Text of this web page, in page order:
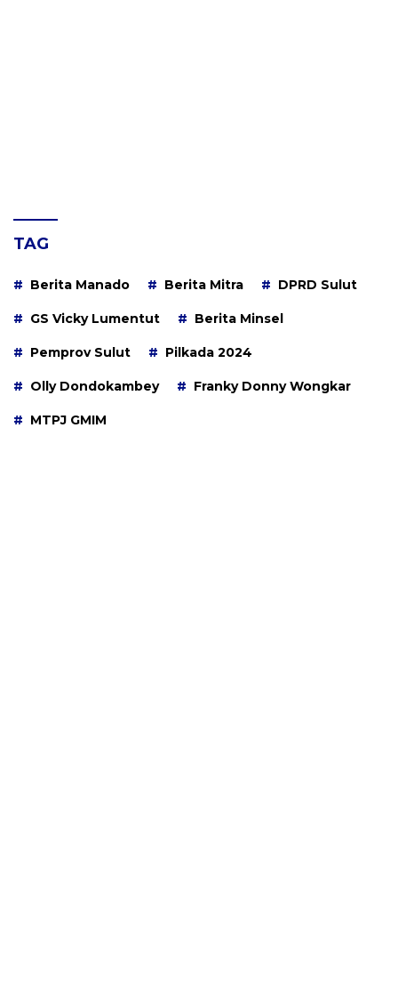
TAG
Berita Manado Berita Mitra DPRD Sulut
GS Vicky Lumentut Berita Minsel
Pemprov Sulut Pilkada 2024
Olly Dondokambey Franky Donny Wongkar
MTPJ GMIM